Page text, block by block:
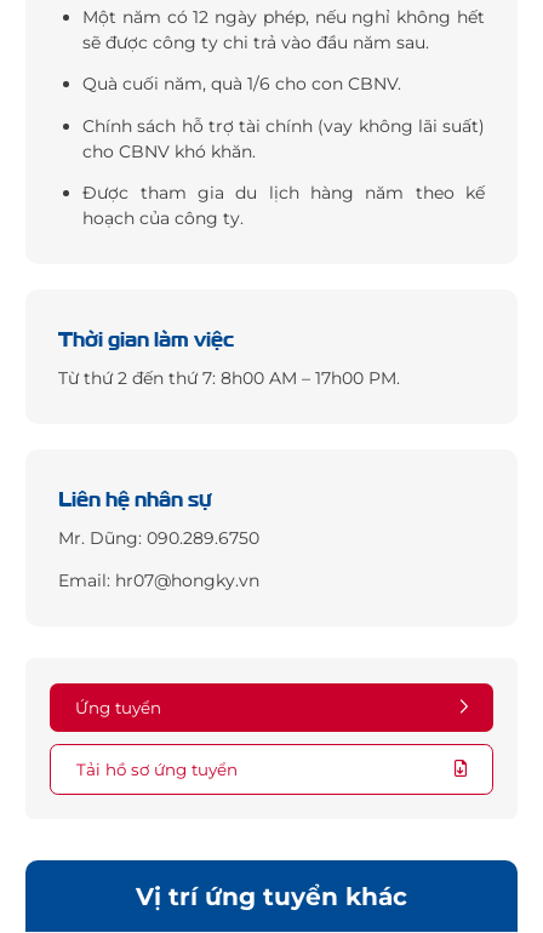
Một năm có 12 ngày phép, nếu nghỉ không hết
sẽ được công ty chi trả vào đầu năm sau.
Quà cuối năm, quà 1/6 cho con CBNV.
Chính sách hỗ trợ tài chính (vay không lãi suất)
cho CBNV khó khăn.
Được tham gia du lịch hàng năm theo kế
hoạch của công ty.
Thời gian làm việc
Từ thứ 2 đến thứ 7: 8h00 AM – 17h00 PM.
Liên hệ nhân sự
Mr. Dũng:090.289.6750
Email: hr07@hongky.vn
Ứng tuyển
Tải hồ sơ ứng tuyển
Vị trí ứng tuyển khác